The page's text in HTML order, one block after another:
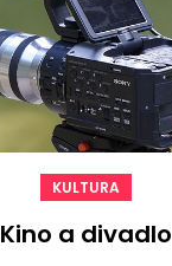
KULTURA
Kino a divadlo